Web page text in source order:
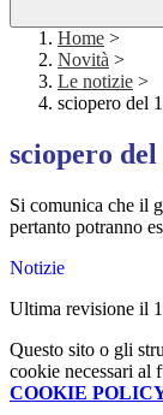
Home >
Novità >
Le notizie >
sciopero del
sciopero
Si comunica che il
pertanto potranno
Notizie
Ultima revisione il
Questo sito o gli
cookie necessari al
COOKIE